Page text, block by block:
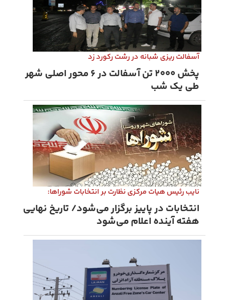
آسفالت‌ ریزی شبانه در رشت رکورد زد
پخش ۲۰۰۰ تن آسفالت در ۶ محور اصلی شهر
طی یک شب
نایب رئیس هیات مرکزی نظارت بر انتخابات شوراها:
انتخابات در پاییز برگزار می‌شود/ تاریخ نهایی
هفته آینده اعلام می‌شود